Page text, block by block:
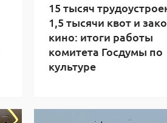
15 тысяч
1,5 тысячи квот и
кино: итоги работы
комитета Госдумы по
культуре